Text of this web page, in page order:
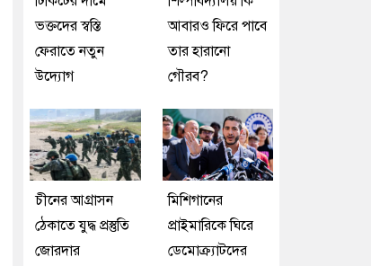
ভক্তদের স্বস্তি
ফেরাতে নতুন
উদ্যোগ
আবারও ফিরে পাবে
তার হারানো
গৌরব?
চীনের আগ্রাসন
ঠেকাতে যুদ্ধ প্রস্তুতি
জোরদার
মিশিগানের
প্রাইমারিকে ঘিরে
ডেমোক্র্যাটদের